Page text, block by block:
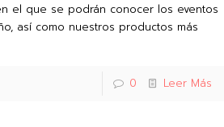
el que se podrán conocer los eventos
así como nuestros productos más
0 Leer Más